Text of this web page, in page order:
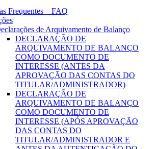
Frequentes – FAQ
de Arquivamento de Balanço
DECLARAÇÃO DE
ARQUIVAMENTO DE BALANÇO
COMO DOCUMENTO DE
INTERESSE (ANTES DA
APROVAÇÃO DAS CONTAS DO
TITULAR/ADMINISTRADOR)
DECLARAÇÃO DE
ARQUIVAMENTO DE BALANÇO
COMO DOCUMENTO DE
INTERESSE (APÓS APROVAÇÃO
DAS CONTAS DO
TITULAR/ADMINISTRADOR E